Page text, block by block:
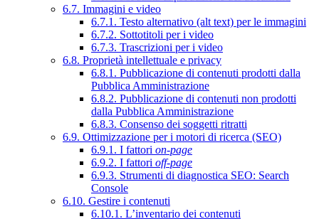
6.7. Immagini e video
6.7.1. Testo alternativo (alt text) per le immagini
6.7.2. Sottotitoli per i video
6.7.3. Trascrizioni per i video
6.8. Proprietà intellettuale e privacy
6.8.1. Pubblicazione di contenuti prodotti dalla
Pubblica Amministrazione
6.8.2. Pubblicazione di contenuti non prodotti
dalla Pubblica Amministrazione
6.8.3. Consenso dei soggetti ritratti
6.9. Ottimizzazione per i motori di ricerca (SEO)
6.9.1. I fattori on-page
6.9.2. I fattori off-page
6.9.3. Strumenti di diagnostica SEO: Search
Console
6.10. Gestire i contenuti
6.10.1. L’inventario dei contenuti